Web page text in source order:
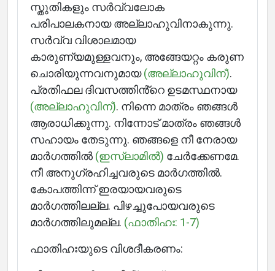
Home
About
Languages
സ്തുതികളും സർവ്വലോക
പരിപാലകനായ അല്ലാഹുവിനാകുന്നു.
സർവ്വ വിശാലമായ
കാരുണ്യമുള്ളവനും, അങ്ങേയറ്റം കരുണ
ചൊരിയുന്നവനുമായ(അല്ലാഹുവിന്).
പ്രതിഫല ദിവസത്തിൻ്റെ ഉടമസ്ഥനായ
(അല്ലാഹുവിന്). നിന്നെ മാത്രം ഞങ്ങൾ
ആരാധിക്കുന്നു. നിന്നോട് മാത്രം ഞങ്ങൾ
സഹായം തേടുന്നു. ഞങ്ങളെ നീ നേരായ
മാർഗത്തിൽ (ഇസ്ലാമിൽ) ചേർക്കേണമേ.
നീ അനുഗ്രഹിച്ചവരുടെ മാർഗത്തിൽ.
കോപത്തിന്ന് ഇരയായവരുടെ
മാർഗത്തിലല്ല. പിഴച്ചുപോയവരുടെ
മാർഗത്തിലുമല്ല. (ഫാതിഹഃ: 1-7)
ഫാതിഹഃയുടെ വിശദീകരണം: